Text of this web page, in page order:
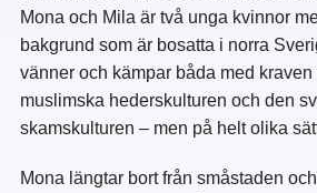
Mona och Mila är två unga kvinnor
bakgrund som är bosatta i norra
vänner och kämpar båda med kraven
muslimska hederskulturen och den
skamskulturen – men på helt olika
Mona längtar bort från småstaden